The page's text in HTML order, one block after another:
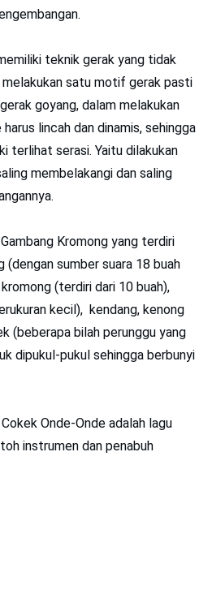
teknik gerak yang tidak
satu motif gerak pasti
goyang, dalam melakukan
lincah dan dinamis, sehingga
terlihat serasi. Yaitu dilakukan
membelakangi dan saling
Kromong yang terdiri
(dengan sumber suara 18 buah
(terdiri dari 10 buah),
kecil), kendang, kenong
(beberapa bilah perunggu yang
dipukul-pukul sehingga berbunyi
Onde-Onde adalah lagu
instrumen dan penabuh